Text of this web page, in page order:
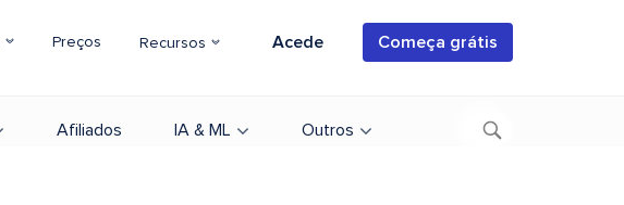
Preços Recursos Acede Começa grátis
Afiliados IA & ML Outros